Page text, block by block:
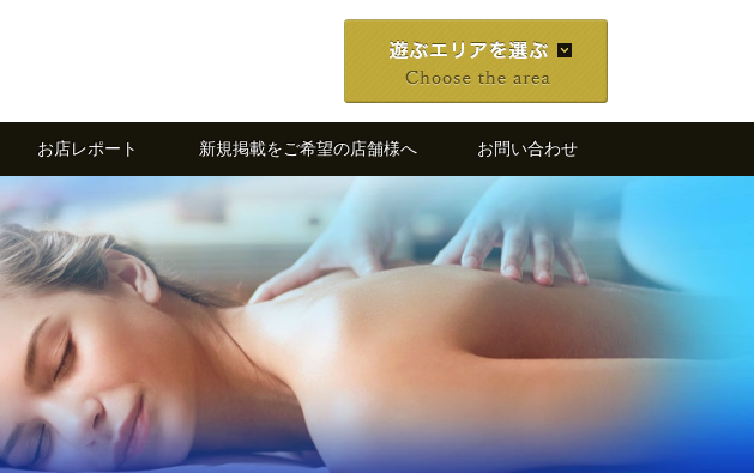
お店レポート 新規掲載をご希望の店舗様へ お問い合わせ